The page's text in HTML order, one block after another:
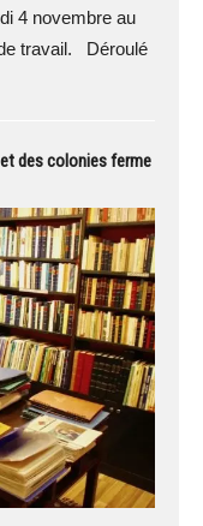
4 novembre au
travail. Déroulé
et des colonies ferme